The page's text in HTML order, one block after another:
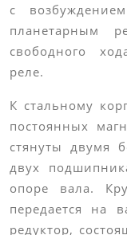
с
планетарным
свободного
реле.
К стальному
постоянных
стянуты двумя
двух
опоре вала.
передается на
редуктор,